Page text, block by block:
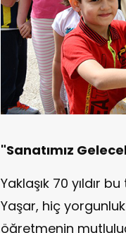
"Sanatımız
Yaklaşık 70 yıldır
Yaşar, hiç
öğretmenin